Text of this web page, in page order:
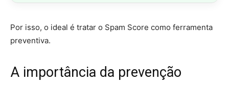
Por isso, o ideal é tratar o Spam Score como ferramenta
preventiva.
A importância da prevenção